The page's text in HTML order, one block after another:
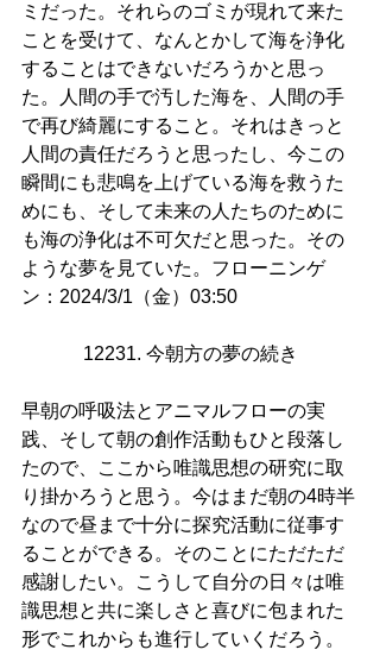
ミだった。それらのゴミが現れて来た
ことを受けて、なんとかして海を浄化
することはできないだろうかと思っ
た。人間の手で汚した海を、人間の手
で再び綺麗にすること。それはきっと
人間の責任だろうと思ったし、今この
瞬間にも悲鳴を上げている海を救うた
めにも、そして未来の人たちのために
も海の浄化は不可欠だと思った。その
ような夢を見ていた。フローニンゲ
ン：2024/3/1（金）03:50
12231. 今朝方の夢の続き
早朝の呼吸法とアニマルフローの実
践、そして朝の創作活動もひと段落し
たので、ここから唯識思想の研究に取
り掛かろうと思う。今はまだ朝の4時半
なので昼まで十分に探究活動に従事す
ることができる。そのことにただただ
感謝したい。こうして自分の日々は唯
識思想と共に楽しさと喜びに包まれた
形でこれからも進行していくだろう。